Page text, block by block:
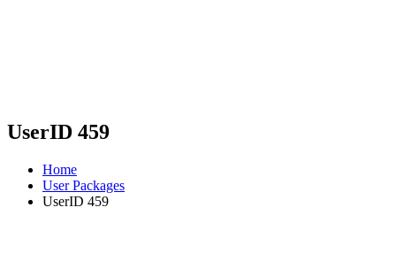
UserID 459
Home
User Packages
UserID 459